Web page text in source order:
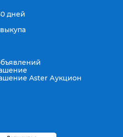
дней
Aster Аукцион